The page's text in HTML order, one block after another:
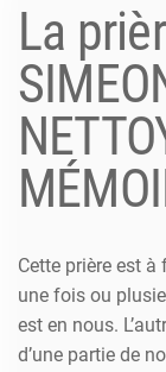
La
Cette prière est
une fois ou
est en nous.
d’une partie de